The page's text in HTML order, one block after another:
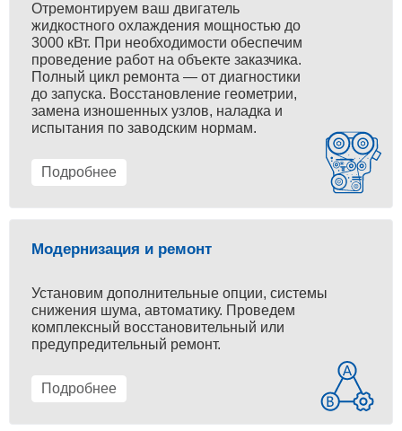
Отремонтируем ваш двигатель
жидкостного охлаждения мощностью до
3000 кВт. При необходимости обеспечим
проведение работ на объекте заказчика.
Полный цикл ремонта — от диагностики
до запуска. Восстановление геометрии,
замена изношенных узлов, наладка и
испытания по заводским нормам.
Подробнее
Модернизация и ремонт
Установим дополнительные опции, системы
снижения шума, автоматику. Проведем
комплексный восстановительный или
предупредительный ремонт.
Подробнее